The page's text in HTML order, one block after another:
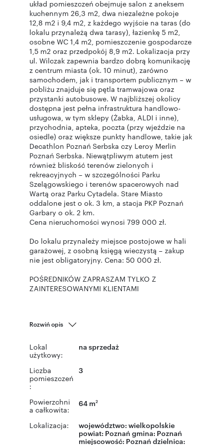
układ pomieszczeń obejmuje salon z aneksem
kuchennym 26,3 m2, dwa niezależne pokoje
12,8 m2 i 9,4 m2, z każdego wyjście na taras (do
lokalu przynależą dwa tarasy), łazienkę 5 m2,
osobne WC 1,4 m2, pomieszczenie gospodarcze
1,5 m2 oraz przedpokój 8,9 m2. Lokalizacja przy
ul. Wilczak zapewnia bardzo dobrą komunikację
z centrum miasta (ok. 10 minut), zarówno
samochodem, jak i transportem publicznym – w
pobliżu znajduje się pętla tramwajowa oraz
przystanki autobusowe. W najbliższej okolicy
dostępna jest pełna infrastruktura handlowo-
usługowa, w tym sklepy (Żabka, ALDI i inne),
przychodnia, apteka, poczta (przy wjeździe na
osiedle) oraz większe punkty handlowe, takie jak
Decathlon Poznań Serbska czy Leroy Merlin
Poznań Serbska. Niewątpliwym atutem jest
również bliskość terenów zielonych i
rekreacyjnych – w szczególności Parku
Szelągowskiego i terenów spacerowych nad
Wartą oraz Parku Cytadela. Stare Miasto
oddalone jest o ok. 3 km, a stacja PKP Poznań
Garbary o ok. 2 km.
Cena nieruchomości wynosi 799 000 zł.
Do lokalu przynależy miejsce postojowe w hali
garażowej, z osobną księgą wieczystą – zakup
nie jest obligatoryjny. Cena: 50 000 zł.
POŚREDNIKÓW ZAPRASZAM TYLKO Z
ZAINTERESOWANYMI KLIENTAMI
Rozwiń opis
Lokal
użytkowy:
na sprzedaż
Liczba
pomieszczeń
:
3
Powierzchni
a całkowita:
64 m2
Lokalizacja: województwo: wielkopolskie
powiat: Poznań gmina: Poznań
miejscowość: Poznań dzielnica: